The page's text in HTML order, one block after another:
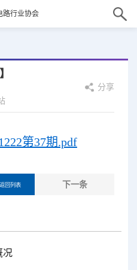
路行业协会
分享
第37期.pdf
返回列表 下一条
况